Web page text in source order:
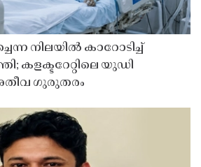
നിലയിൽ കാറോടിച്ച്
കളക്ടറേറ്റിലെ യുഡി
അതീവ ഗുരുതരം